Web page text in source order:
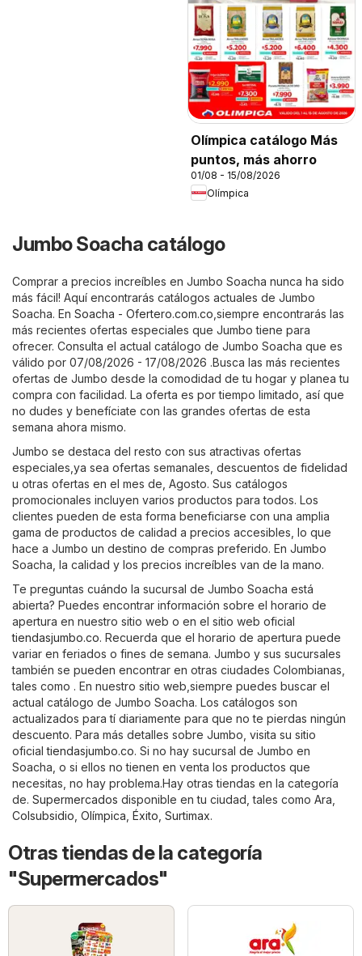
Olímpica catálogo Más
puntos, más ahorro
01/08 - 15/08/2026
Olímpica
Jumbo Soacha catálogo
Comprar a precios increíbles en Jumbo Soacha nunca ha sido
más fácil! Aquí encontrarás catálogos actuales de Jumbo
Soacha. En Soacha - Ofertero.com.co ,siempre encontrarás las
más recientes ofertas especiales que Jumbo tiene para
ofrecer. Consulta el actual catálogo de Jumbo Soacha que es
válido por 07/08/2026 - 17/08/2026 .Busca las más recientes
ofertas de Jumbo desde la comodidad de tu hogar y planea tu
compra con facilidad. La oferta es por tiempo limitado, así que
no dudes y benefíciate con las grandes ofertas de esta
semana ahora mismo.
Jumbo se destaca del resto con sus atractivas ofertas
especiales,ya sea ofertas semanales, descuentos de fidelidad
u otras ofertas en el mes de, Agosto. Sus catálogos
promocionales incluyen varios productos para todos. Los
clientes pueden de esta forma beneficiarse con una amplia
gama de productos de calidad a precios accesibles, lo que
hace a Jumbo un destino de compras preferido. En Jumbo
Soacha, la calidad y los precios increíbles van de la mano.
Te preguntas cuándo la sucursal de Jumbo Soacha está
abierta? Puedes encontrar información sobre el horario de
apertura en nuestro sitio web o en el sitio web oficial
tiendasjumbo.co. Recuerda que el horario de apertura puede
variar en feriados o fines de semana. Jumbo y sus sucursales
también se pueden encontrar en otras ciudades Colombianas,
tales como . En nuestro sitio web,siempre puedes buscar el
actual catálogo de Jumbo Soacha. Los catálogos son
actualizados para tí diariamente para que no te pierdas ningún
descuento. Para más detalles sobre Jumbo, visita su sitio
oficialtiendasjumbo.co. Si no hay sucursal de Jumbo en
Soacha, o si ellos no tienen en venta los productos que
necesitas, no hay problema.Hay otras tiendas en la categoría
de. Supermercados disponible en tu ciudad, tales como Ara
Colsubsidio Olímpica Éxito Surtimax.
Otras tiendas de la categoría
"Supermercados"